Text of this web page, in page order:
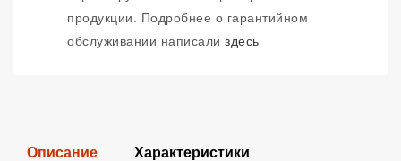
продукции. Подробнее о гарантийном
обслуживании написали здесь
Описание Характеристики